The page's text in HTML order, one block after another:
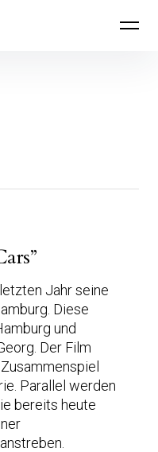
mit Rad
Jahr seine
Diese
und
Der Film
Parallel werden
bereits heute